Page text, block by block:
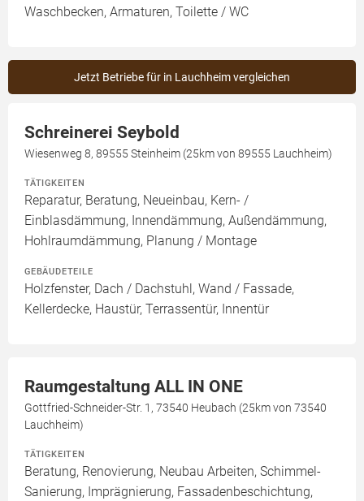
Waschbecken, Armaturen, Toilette / WC
Jetzt Betriebe für in Lauchheim vergleichen
Schreinerei Seybold
Wiesenweg 8, 89555 Steinheim (25km von 89555 Lauchheim)
TÄTIGKEITEN
Reparatur, Beratung, Neueinbau, Kern- /
Einblasdämmung, Innendämmung, Außendämmung,
Hohlraumdämmung, Planung / Montage
GEBÄUDETEILE
Holzfenster, Dach / Dachstuhl, Wand / Fassade,
Kellerdecke, Haustür, Terrassentür, Innentür
Raumgestaltung ALL IN ONE
Gottfried-Schneider-Str. 1, 73540 Heubach (25km von 73540
Lauchheim)
TÄTIGKEITEN
Beratung, Renovierung, Neubau Arbeiten, Schimmel-
Sanierung, Imprägnierung, Fassadenbeschichtung,